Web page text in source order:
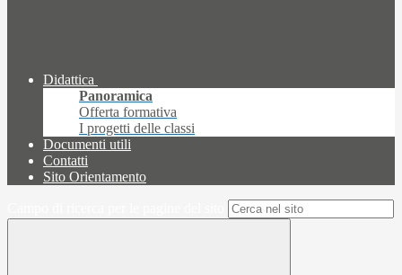
Didattica
Panoramica
Offerta formativa
I progetti delle classi
Documenti utili
Contatti
Sito Orientamento